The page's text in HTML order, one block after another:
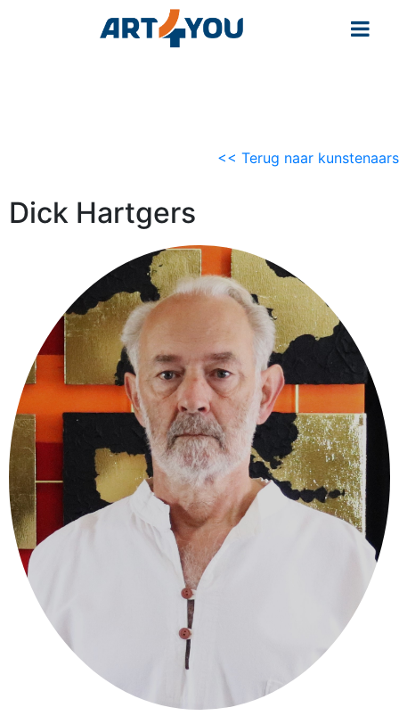
<< Terug naar kunstenaars
Dick Hartgers